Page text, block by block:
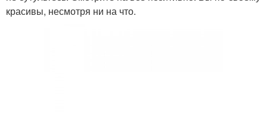
красивы, несмотря ни на что.